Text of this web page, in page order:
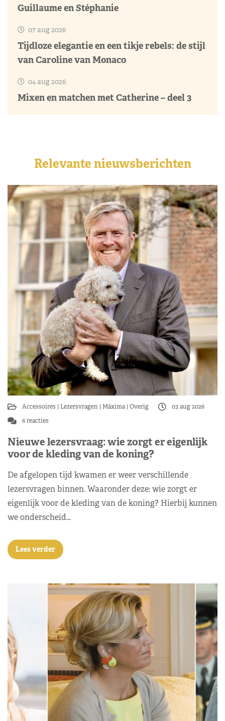
Guillaume en Stéphanie
07 aug 2026
Tijdloze elegantie en een tikje rebels: de stijl
van Caroline van Monaco
04 aug 2026
Mixen en matchen met Catherine – deel 3
Relevante nieuwsberichten
Accessoires Lezersvragen Máxima Overig
03 aug 2026
6 reacties
Nieuwe lezersvraag: wie zorgt er eigenlijk
voor de kleding van de koning?
De afgelopen tijd kwamen er weer verschillende
lezersvragen binnen. Waaronder deze: wie zorgt er
eigenlijk voor de kleding van de koning? Hierbij kunnen
we onderscheid…
Lees verder